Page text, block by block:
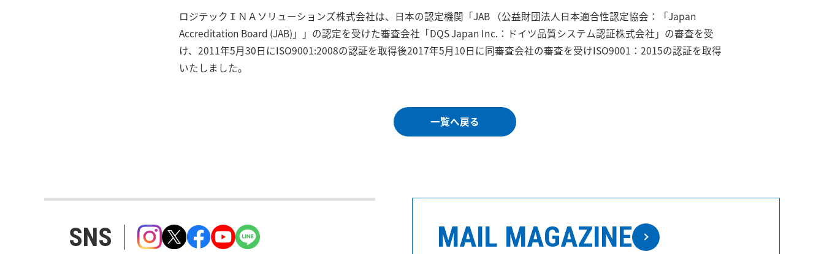
ロジテックＩＮＡソリューションズ株式会社は、日本の認定機関「JAB （公益財団法人日本適合性認定協会：「Japan
Accreditation Board (JAB)」」の認定を受けた審査会社「DQS Japan Inc.：ドイツ品質システム認証株式会社」の審査を受
け、2011年5月30日にISO9001:2008の認証を取得後2017年5月10日に同審査会社の審査を受けISO9001：2015の認証を取得
いたしました。
一覧へ戻る
SNS MAIL MAGAZINE